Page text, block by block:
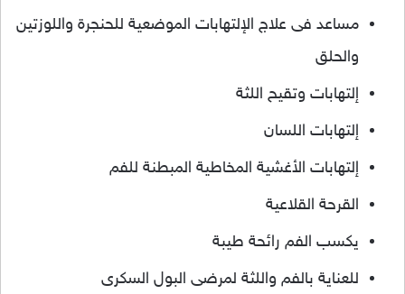
مساعد فى علاج الإلتهابات الموضعية للحنجرة واللوزتين
والحلق
إلتهابات وتقيح اللثة
إلتهابات اللسان
إلتهابات الأغشية المخاطية المبطنة للفم
القرحة القلاعية
يكسب الفم رائحة طيبة
للعناية بالفم واللثة لمرضى البول السكرى